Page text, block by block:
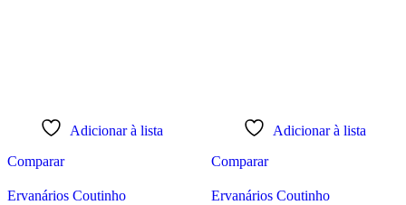
Adicionar à lista
Comparar
Ervanários Coutinho
Adicionar à lista
Comparar
Ervanários Coutinho